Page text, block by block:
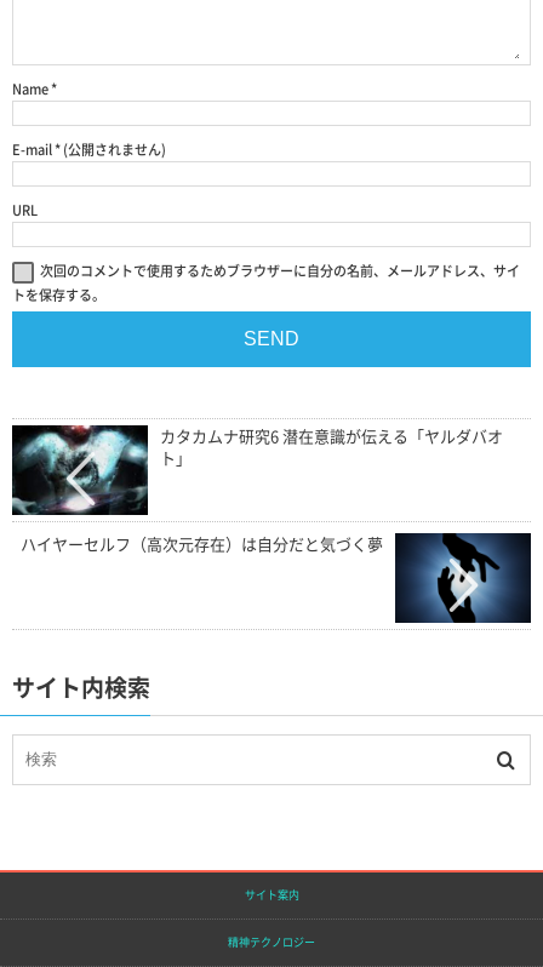
Name*
E-mail*(公開されません)
URL
次回のコメントで使用するためブラウザーに自分の名前、メールアドレス、サイ
トを保存する。
カタカムナ研究6 潜在意識が伝える「ヤルダバオ
ト」
ハイヤーセルフ（高次元存在）は自分だと気づく夢
サイト内検索
サイト案内
精神テクノロジー